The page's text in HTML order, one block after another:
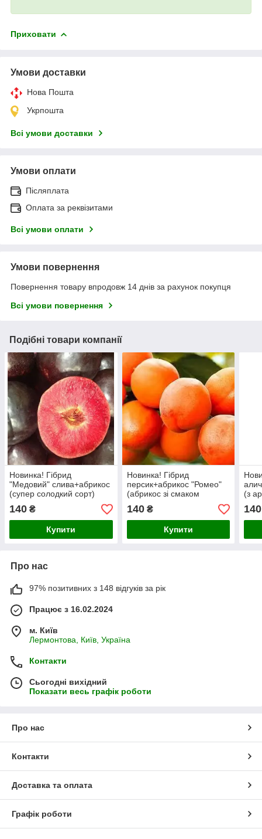
Приховати
Умови доставки
Нова Пошта
Укрпошта
Всі умови доставки
Умови оплати
Післяплата
Оплата за реквізитами
Всі умови оплати
Умови повернення
Повернення товару впродовж 14 днів за рахунок покупця
Всі умови повернення
Подібні товари компанії
Новинка! Гібрид
"Медовий" слива+абрикос
(супер солодкий сорт)
140 ₴
Купити
Новинка! Гібрид
персик+абрикос "Ромео"
(абрикос зі смаком
персика)
140₴
Купити
(з
140
Про нас
97% позитивних з 148 відгуків за рік
Працює з 16.02.2024
м. Київ
Лермонтова, Київ, Україна
Контакти
Сьогодні вихідний
Показати весь графік роботи
Про нас
Контакти
Доставка та оплата
Графік роботи